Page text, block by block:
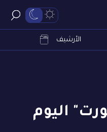
الأرشيف
اليوم